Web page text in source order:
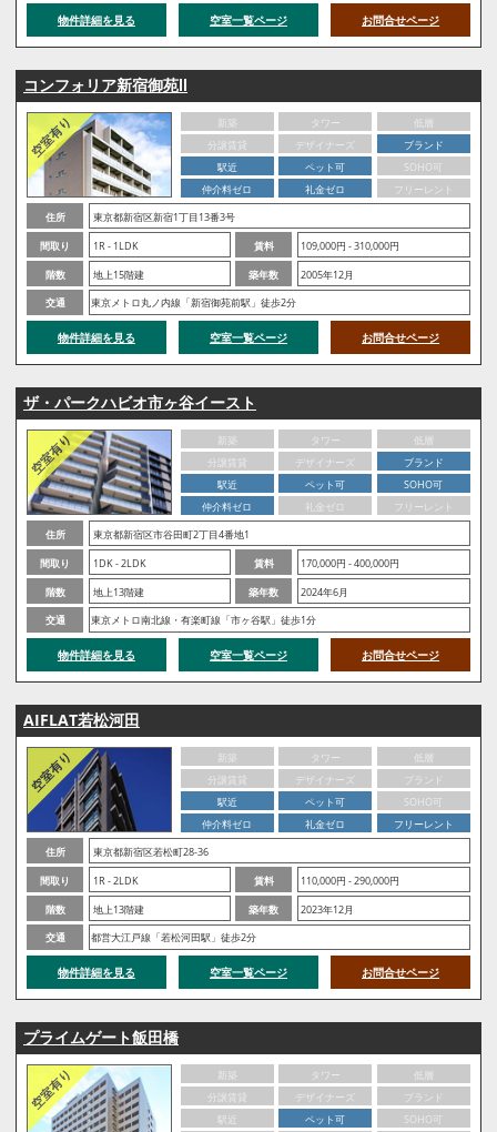
物件詳細を見る 空室一覧ページ お問合せページ
コンフォリア新宿御苑Ⅱ
新築 タワー
低層
分譲賃貸
デザイナーズ
ブランド
駅近
ペット可
SOHO可
仲介料ゼロ
礼金ゼロ
フリーレント
住所
東京都新宿区新宿1丁目13番3号
間取り
1R - 1LDK 賃料
109,000円 - 310,000円
階数
地上15階建 築年数
2005年12月
交通
東京メトロ丸ノ内線「新宿御苑前駅」徒歩2分
物件詳細を見る 空室一覧ページ お問合せページ
ザ・パークハビオ市ヶ谷イースト
新築 タワー
低層
分譲賃貸
デザイナーズ
ブランド
駅近
ペット可
SOHO可
仲介料ゼロ
礼金ゼロ
フリーレント
住所
東京都新宿区市谷田町2丁目4番地1
間取り
1DK - 2LDK 賃料
170,000円 - 400,000円
階数
地上13階建 築年数
2024年6月
交通
東京メトロ南北線・有楽町線「市ヶ谷駅」徒歩1分
物件詳細を見る 空室一覧ページ お問合せページ
AIFLAT若松河田
新築 タワー
低層
分譲賃貸
デザイナーズ
ブランド
駅近
ペット可
SOHO可
仲介料ゼロ
礼金ゼロ
フリーレント
住所
東京都新宿区若松町28-36
間取り
1R - 2LDK 賃料
110,000円 - 290,000円
階数
地上13階建 築年数
2023年12月
交通
都営大江戸線「若松河田駅」徒歩2分
物件詳細を見る 空室一覧ページ お問合せページ
プライムゲート飯田橋
新築 タワー
低層
分譲賃貸
デザイナーズ
ブランド
駅近
ペット可
SOHO可